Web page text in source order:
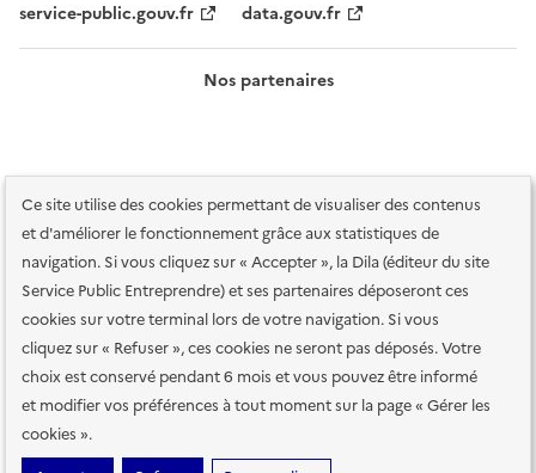
Ce site utilise des cookies permettant de visualiser des contenus
et d'améliorer le fonctionnement grâce aux statistiques de
navigation. Si vous cliquez sur « Accepter », la Dila (éditeur du site
Service Public Entreprendre) et ses partenaires déposeront ces
cookies sur votre terminal lors de votre navigation. Si vous
cliquez sur « Refuser », ces cookies ne seront pas déposés. Votre
choix est conservé pendant 6 mois et vous pouvez être informé
et modifier vos préférences à tout moment sur la page « Gérer les
cookies ».
service-public.gouv.fr
data.gouv.fr
Nos partenaires
Plan du site Accessibilité : totalement conforme
Accessibilité des
services en ligne
Mentions légales Données personnelles et sécurité
Conditions générales d'utilisation
Gestion des cookies
Paramètres d'affichage
Sauf mention contraire, tous les contenus de ce site sont sous